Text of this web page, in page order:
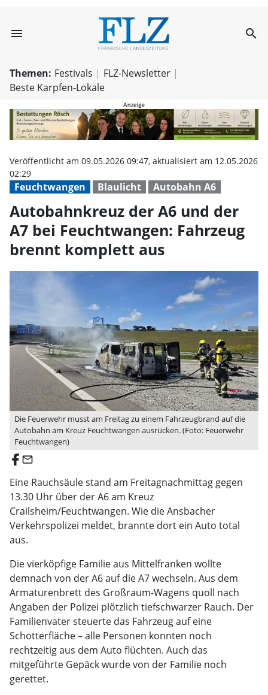
menu Autobahnkreuz
search
Themen: Festivals
FLZ-Newsletter
Beste Karpfen-Lokale
Feuchtwangen Blaulicht Autobahn A6
Veröffentlicht am 09.05.2026 09:47, aktualisiert am 12.05.2026
02:29
Autobahnkreuz der A6 und der
A7 bei Feuchtwangen: Fahrzeug
brennt komplett aus
Die Feuerwehr musst am Freitag zu einem Fahrzeugbrand auf die
Autobahn am Kreuz Feuchtwangen ausrücken. (Foto: Feuerwehr
Feuchtwangen)
email
Eine Rauchsäule stand am Freitagnachmittag gegen
13.30 Uhr über der A6 am Kreuz
Crailsheim/Feuchtwangen. Wie die Ansbacher
Verkehrspolizei meldet, brannte dort ein Auto total
aus.
Die vierköpfige Familie aus Mittelfranken wollte
demnach von der A6 auf die A7 wechseln. Aus dem
Armaturenbrett des Großraum-Wagens quoll nach
Angaben der Polizei plötzlich tiefschwarzer Rauch. Der
Familienvater steuerte das Fahrzeug auf eine
Schotterfläche – alle Personen konnten noch
rechtzeitig aus dem Auto flüchten. Auch das
mitgeführte Gepäck wurde von der Familie noch
gerettet.